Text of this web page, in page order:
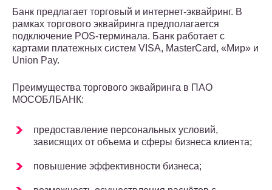
Банк предлагает торговый и интернет-эквайринг. В
рамках торгового эквайринга предполагается
подключение POS-терминала. Банк работает с
картами платежных систем VISA, MasterCard, «Мир» и
Union Pay.
Преимущества торгового эквайринга в ПАО
МОСОБЛБАНК:
предоставление персональных условий,
зависящих от объема и сферы бизнеса клиента;
повышение эффективности бизнеса;